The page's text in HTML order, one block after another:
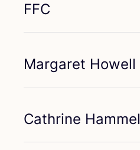
FFC
Margaret Howell
Cathrine Hammel